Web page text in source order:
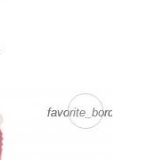
favorite_border
favorite_border